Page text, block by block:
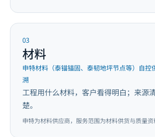
03
材料
申特材料（泰锚锚固、泰韧地坪节点等）自控
溯
工程用什么材料，客户看得明白；来源
楚。
申特为材料供应商，服务范围为材料供货与质量资